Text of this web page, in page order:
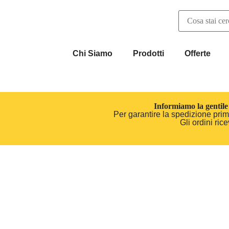
Chi Siamo Prodotti Offerte
Informiamo la gentile
Per garantire la spedizione
Gli ordini